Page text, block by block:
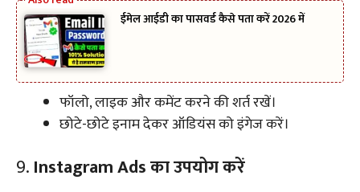
ईमेल आईडी का पासवर्ड कैसे पता करें 2026 में
फॉलो, लाइक और कमेंट करने की शर्त रखें।
छोटे-छोटे इनाम देकर ऑडियंस को इंगेज करें।
9.Instagram Ads का उपयोग करें